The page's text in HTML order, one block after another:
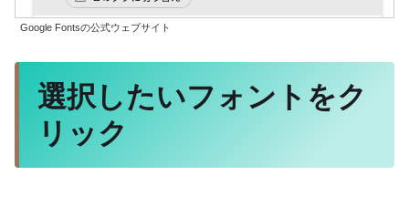
Google Fontsの公式ウェブサイト
選択したいフォントをク
リック